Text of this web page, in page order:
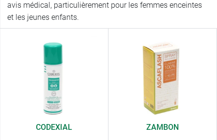
avis médical, particulièrement pour les femmes enceintes
et les jeunes enfants.
CODEXIAL
ZAMBON